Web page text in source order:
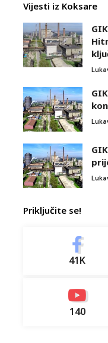
Vijesti iz Koksare
Priključite se!
41K
140